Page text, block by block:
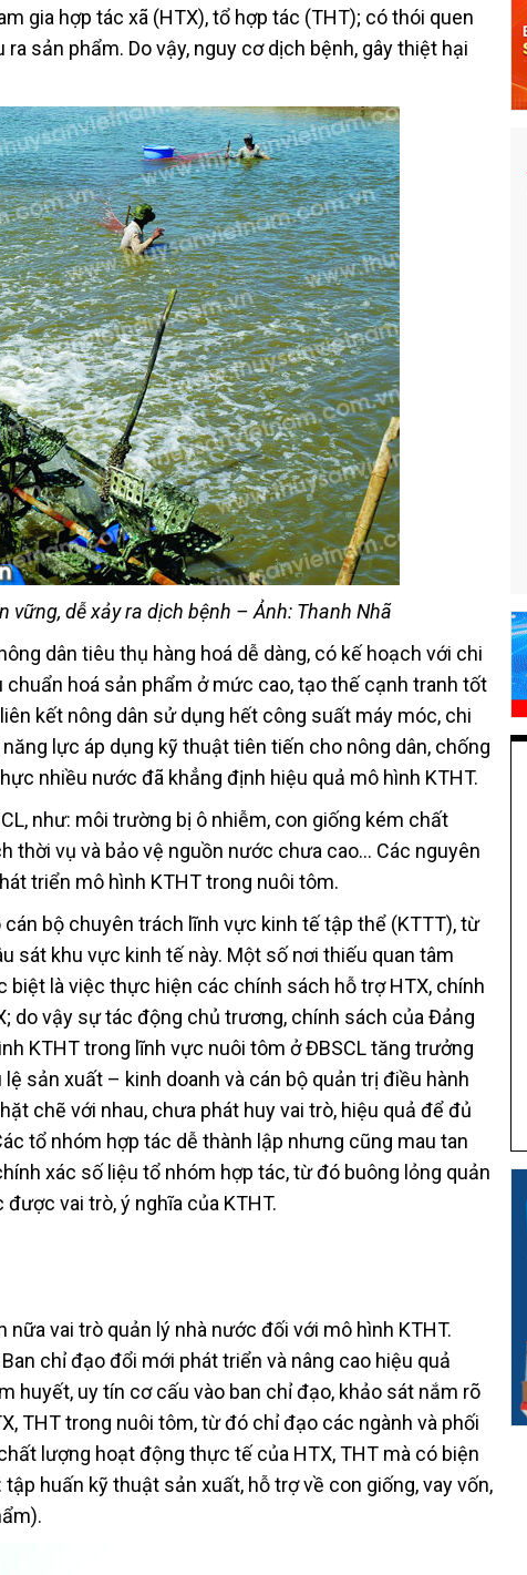
gia hợp tác xã (HTX), tổ hợp tác (THT); có thói quen
sản phẩm. Do vậy, nguy cơ dịch bệnh, gây thiệt hại
vững, dễ xảy ra dịch bệnh – Ảnh: Thanh Nhã
dân tiêu thụ hàng hoá dễ dàng, có kế hoạch với chi
chuẩn hoá sản phẩm ở mức cao, tạo thế cạnh tranh tốt
kết nông dân sử dụng hết công suất máy móc, chi
lực áp dụng kỹ thuật tiên tiến cho nông dân, chống
nhiều nước đã khẳng định hiệu quả mô hình KTHT.
như: môi trường bị ô nhiễm, con giống kém chất
thời vụ và bảo vệ nguồn nước chưa cao… Các nguyên
triển mô hình KTHT trong nuôi tôm.
bộ chuyên trách lĩnh vực kinh tế tập thể (KTTT), từ
sát khu vực kinh tế này. Một số nơi thiếu quan tâm
biệt là việc thực hiện các chính sách hỗ trợ HTX, chính
do vậy sự tác động chủ trương, chính sách của Đảng
KTHT trong lĩnh vực nuôi tôm ở ĐBSCL tăng trưởng
sản xuất – kinh doanh và cán bộ quản trị điều hành
chẽ với nhau, chưa phát huy vai trò, hiệu quả để đủ
tổ nhóm hợp tác dễ thành lập nhưng cũng mau tan
xác số liệu tổ nhóm hợp tác, từ đó buông lỏng quản
vai trò, ý nghĩa của KTHT.
vai trò quản lý nhà nước đối với mô hình KTHT.
chỉ đạo đổi mới phát triển và nâng cao hiệu quả
huyết, uy tín cơ cấu vào ban chỉ đạo, khảo sát nắm rõ
THT trong nuôi tôm, từ đó chỉ đạo các ngành và phối
lượng hoạt động thực tế của HTX, THT mà có biện
huấn kỹ thuật sản xuất, hỗ trợ về con giống, vay vốn,